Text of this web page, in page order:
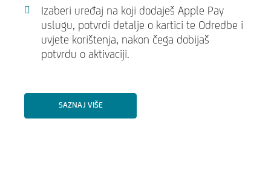
Izaberi uređaj na koji dodaješ Apple Pay
uslugu, potvrdi detalje o kartici te Odredbe i
uvjete korištenja, nakon čega dobijaš
potvrdu o aktivaciji.
SAZNAJ VIŠE